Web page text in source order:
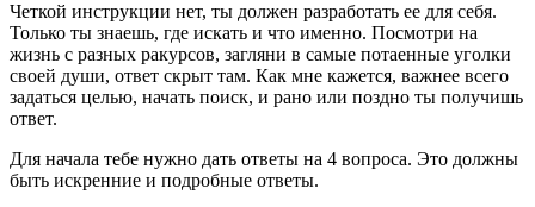
Четкой инструкции нет, ты должен разработать ее для себя.
Только ты знаешь, где искать и что именно. Посмотри на
жизнь с разных ракурсов, загляни в самые потаенные уголки
своей души, ответ скрыт там. Как мне кажется, важнее всего
задаться целью, начать поиск, и рано или поздно ты получишь
ответ.
Для начала тебе нужно дать ответы на 4 вопроса. Это должны
быть искренние и подробные ответы.